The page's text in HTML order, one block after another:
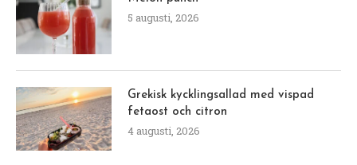
5 augusti, 2026
Grekisk kycklingsallad med vispad
fetaost och citron
4 augusti, 2026